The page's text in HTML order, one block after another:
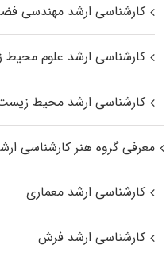
کارشناسی ارشد مهندسی
کارشناسی ارشد علوم
کارشناسی ارشد محیط
معرفی گروه هنر کارشناسی
کارشناسی ارشد معماری
کارشناسی ارشد فرش